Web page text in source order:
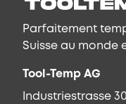
Parfaitement
Suisse au monde
Tool-Temp AG
Industriestrasse 30